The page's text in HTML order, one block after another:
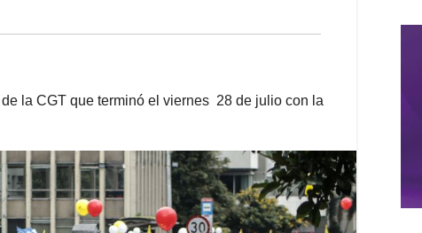
la CGT que terminó el viernes 28 de julio con la